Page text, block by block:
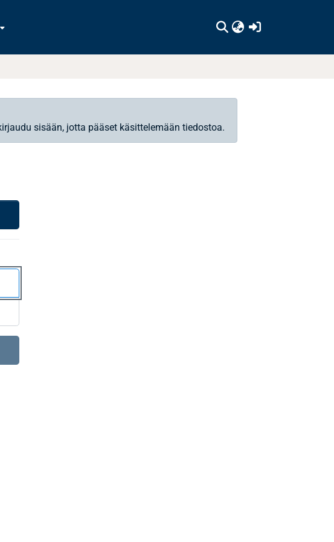
sisään, jotta pääset käsittelemään tiedostoa.